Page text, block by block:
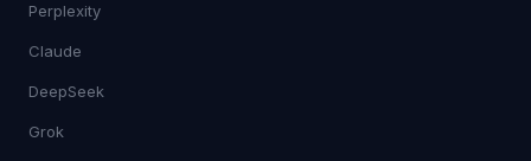
Perplexity
Claude
DeepSeek
Grok